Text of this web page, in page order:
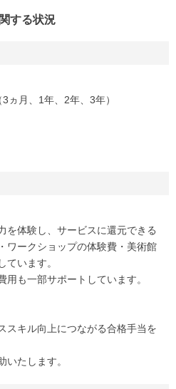
する状況
ヵ月、1年、2年、3年）
を体験し、サービスに還元できる
ワークショップの体験費・美術館
ています。
用も一部サポートしています。
スキル向上につながる合格手当を
いたします。